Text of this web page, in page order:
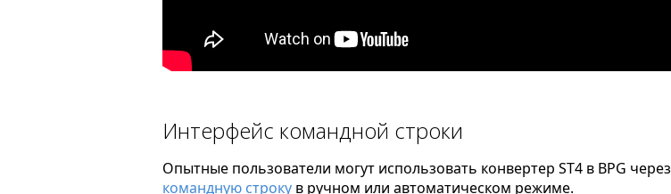
Интерфейс командной строки
Опытные пользователи могут использовать конвертер ST4 в BPG через
командную строкув ручном или автоматическом режиме.